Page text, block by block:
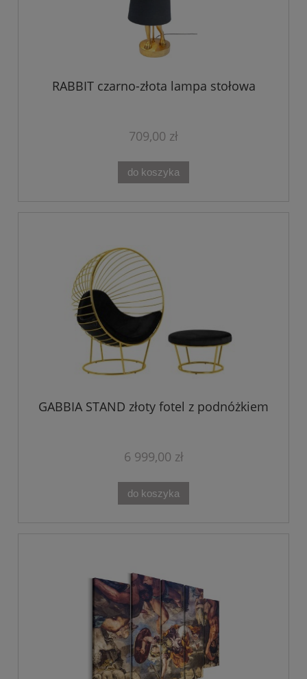
RABBIT czarno-złota lampa stołowa
709,00 zł
do koszyka
GABBIA STAND złoty fotel z podnóżkiem
6 999,00 zł
do koszyka